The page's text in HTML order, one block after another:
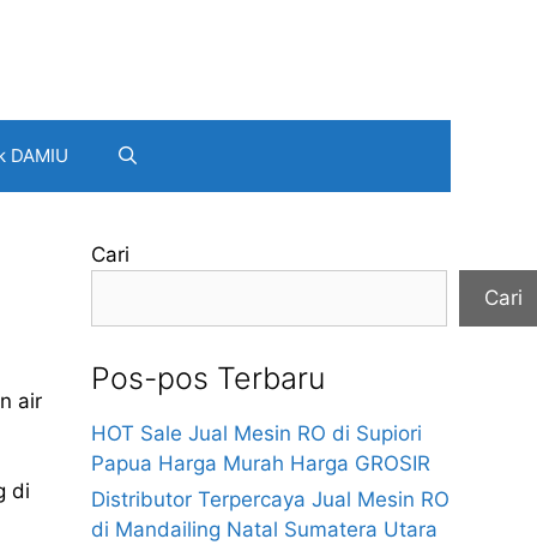
DAMIU
air
di
Cari
Cari
Pos-pos Terbaru
HOT Sale Jual Mesin RO di Supiori
Papua Harga Murah Harga GROSIR
Distributor Terpercaya Jual Mesin RO
di Mandailing Natal Sumatera Utara